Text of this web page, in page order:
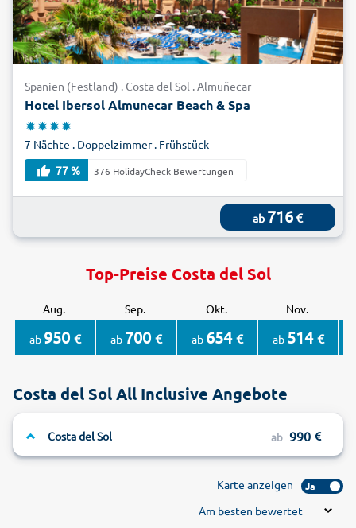
Spanien (Festland) . Costa del Sol . Almuñecar
Hotel Ibersol Almunecar Beach & Spa
7 Nächte . Doppelzimmer . Frühstück
77 %
376 HolidayCheck Bewertungen
ab 716€
Top-Preise Costa del Sol
Aug. Sep. Okt. Nov.
ab 950 € ab 700 € ab 654 € ab 514 €
Costa del Sol All Inclusive Angebote
Costa del Sol ab 990
Karte anzeigen Ja
Am besten bewertet